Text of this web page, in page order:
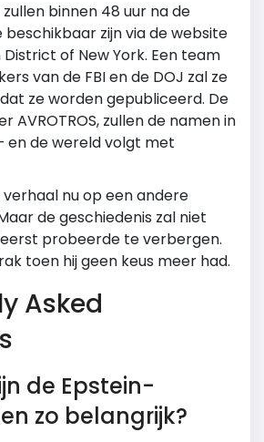
binnen 48 uur na de
zijn via de website
of New York. Een team
van de FBI en de DOJ zal ze
ze worden gepubliceerd. De
AVROTROS, zullen de namen in
de wereld volgt met
nu op een andere
de geschiedenis zal niet
probeerde te verbergen.
toen hij geen keus meer had.
Asked
de Epstein-
zo belangrijk?